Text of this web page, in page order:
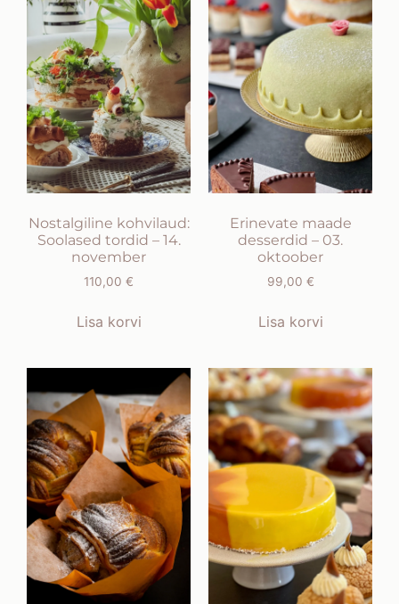
Nostalgiline kohvilaud:
Soolased tordid – 14.
november
110,00 €
Lisa korvi
Erinevate maade
desserdid – 03.
oktoober
99,00 €
Lisa korvi